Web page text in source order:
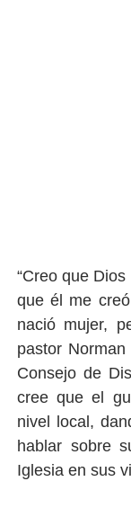
“Creo que
que él me
nació mujer,
pastor
Consejo de
cree que el
nivel local,
hablar sobre
Iglesia en sus